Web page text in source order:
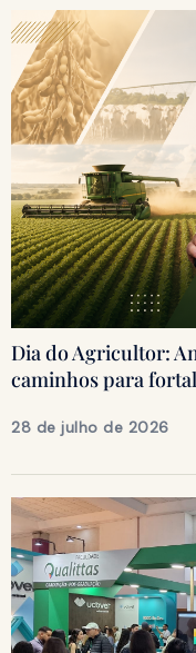
Dia do Agricultor:
caminhos para
28 de julho de 2026